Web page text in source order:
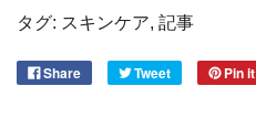
タグ: スキンケア, 記事
Share Tweet Pin it